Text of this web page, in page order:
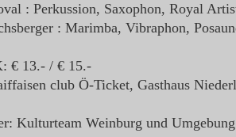
: Perkussion, Saxophon, Royal
: Marimba, Vibraphon,
€ 13.- / € 15.-
club Ö-Ticket, Gasthaus
Kulturteam Weinburg und Umgebung